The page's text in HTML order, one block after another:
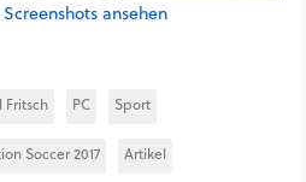
ansehen
Fritsch PC Sport
Soccer 2017 Artikel